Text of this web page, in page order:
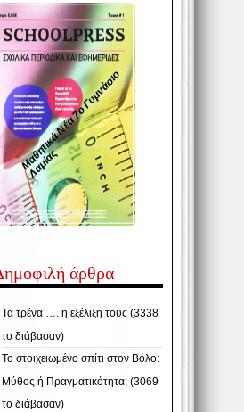
Μ
α
θ
η
τ
ι
κ
ά
Ν
έ
α
7
ο
Γ
υ
μ
ν
ά
σ
ι
ο
Λ
α
μ
ί
α
ς
άρθρα
Τα τρένα …. η εξέλιξη τους (3338
το διάβασαν)
Το στοιχειωμένο σπίτι στον Βόλο:
Μύθος ή Πραγματικότητα; (3069
το διάβασαν)